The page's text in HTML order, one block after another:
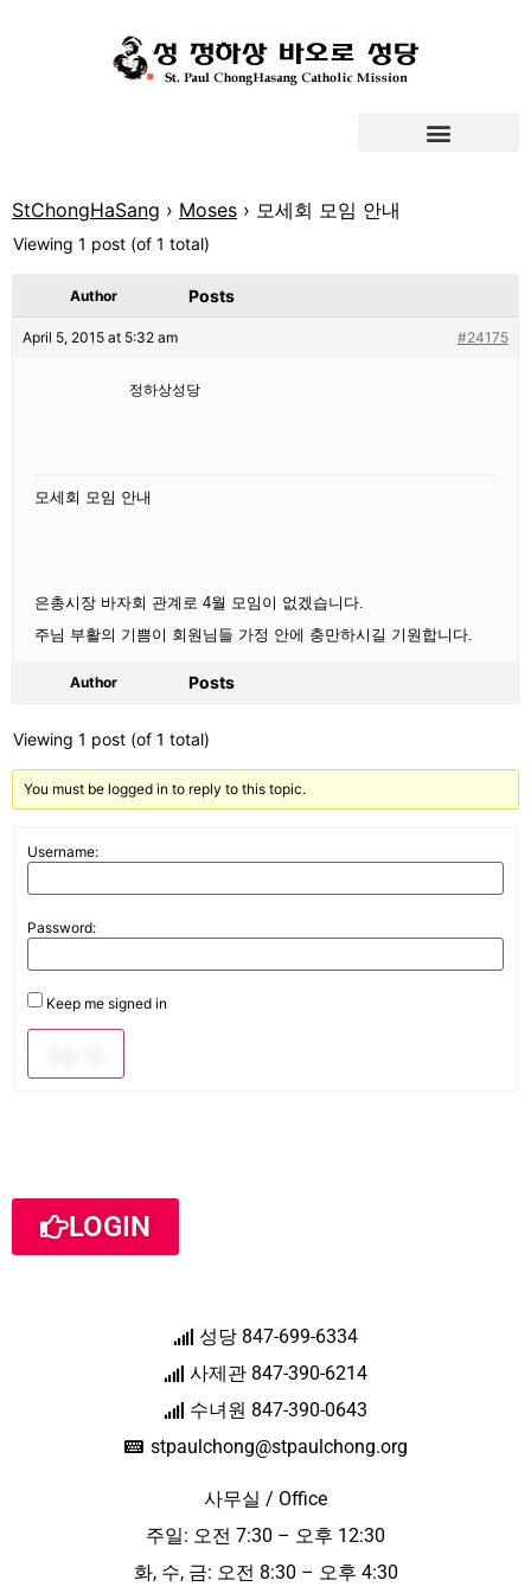
StChongHaSang › Moses › 모세회 모임 안내
Viewing 1 post (of 1 total)
Author Posts
April 5, 2015 at 5:32 am #24175
정하상성당
모세회 모임 안내
은총시장 바자회 관계로 4월 모임이 없겠습니다.
주님 부활의 기쁨이 회원님들 가정 안에 충만하시길 기원합니다.
Author Posts
Viewing 1 post (of 1 total)
You must be logged in to reply to this topic.
Username:
Password:
Keep me signed in
LOGIN
성당 847-699-6334
사제관 847-390-6214
수녀원 847-390-0643
stpaulchong@stpaulchong.org
사무실 / Office
주일: 오전 7:30 – 오후 12:30
화, 수, 금: 오전 8:30 – 오후 4:30